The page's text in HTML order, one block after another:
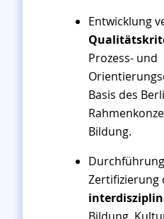
Entwicklung
Prozess- und
Basis des
Bildung.
Zertifizierung